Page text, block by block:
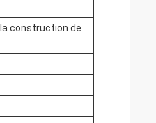
construction de